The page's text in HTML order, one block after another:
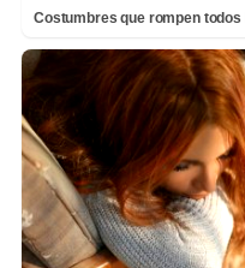
Costumbres que rompen todos